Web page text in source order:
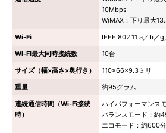
10Mbps
WiMAX：下り最大
Wi-Fi
IEEE 802.11 a／b／
Wi-Fi最大同時接続数
10台
サイズ（幅×高さ×奥行き）
110×66×9.3ミリ
重量
約95グラム
連続通信時間（Wi-Fi接続
時）
ハイパフォーマンス
バランスモード：約
エコモード：約600分